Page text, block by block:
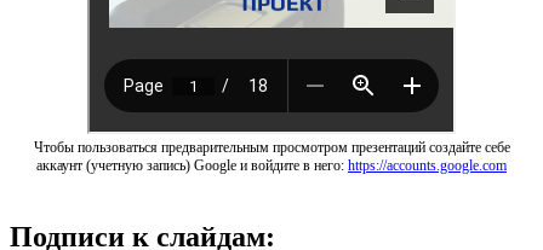
Чтобы пользоваться предварительным просмотром презентаций создайте себе
аккаунт (учетную запись) Google и войдите в него: https://accounts.google.com
Подписи к слайдам: